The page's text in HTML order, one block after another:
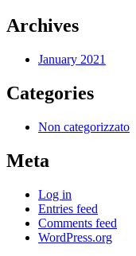
Archives
January 2021
Categories
Non categorizzato
Meta
Log in
Entries feed
Comments feed
WordPress.org